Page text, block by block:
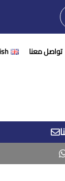
تواصل معنا